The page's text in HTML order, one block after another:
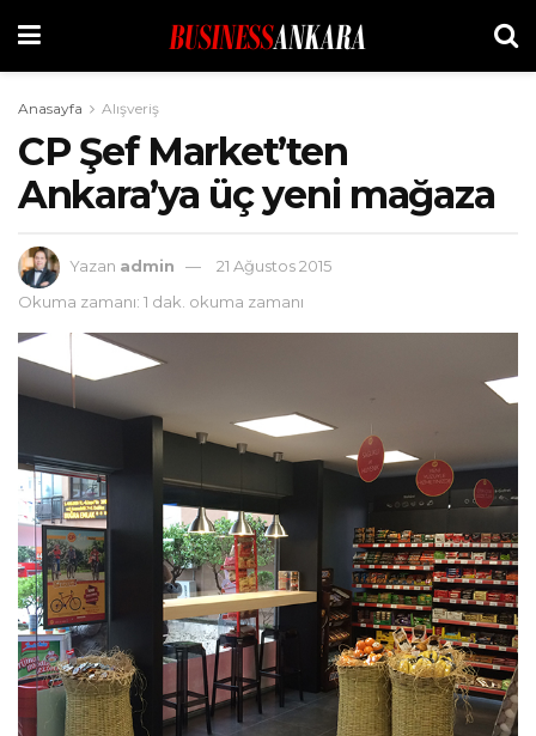
Anasayfa Alışveriş
CP Şef Market’ten
Ankara’ya üç yeni mağaza
Yazan admin
21 Ağustos 2015
Okuma zamanı: 1 dak. okuma zamanı